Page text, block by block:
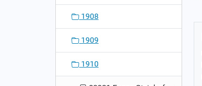
1908
1909
1910